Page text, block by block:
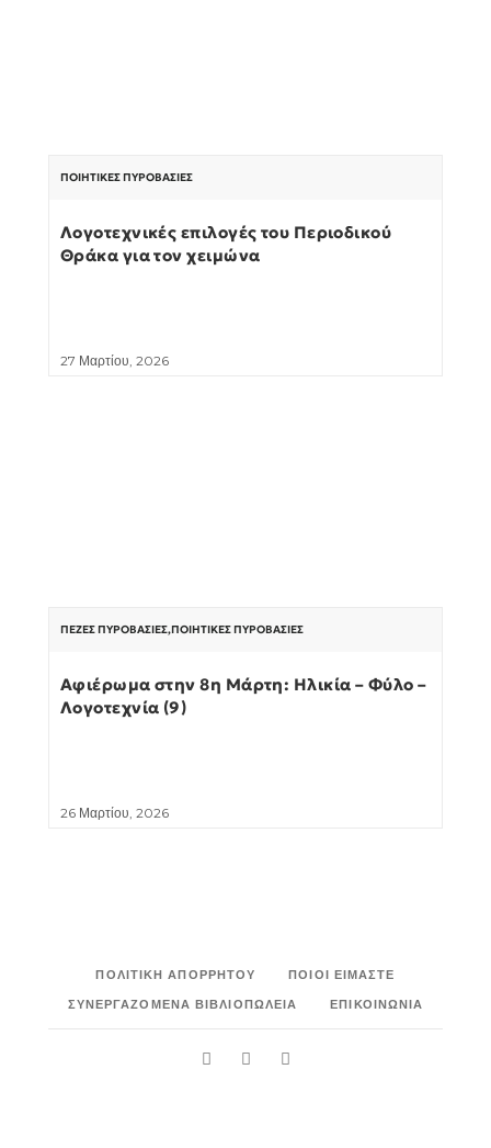
ΠΟΙΗΤΙΚΈΣ ΠΥΡΟΒΑΣΊΕΣ
Λογοτεχνικές επιλογές του Περιοδικού
Θράκα για τον χειμώνα
27 Μαρτίου, 2026
ΠΕΖΈΣ ΠΥΡΟΒΑΣΊΕΣ,ΠΟΙΗΤΙΚΈΣ ΠΥΡΟΒΑΣΊΕΣ
Αφιέρωμα στην 8η Μάρτη: Ηλικία – Φύλο –
Λογοτεχνία (9)
26 Μαρτίου, 2026
ΠΟΛΙΤΙΚΉ ΑΠΟΡΡΉΤΟΥ
ΠΟΙΟΙ ΕΊΜΑΣΤΕ
ΣΥΝΕΡΓΑΖΌΜΕΝΑ ΒΙΒΛΙΟΠΩΛΕΊΑ
ΕΠΙΚΟΙΝΩΝΊΑ